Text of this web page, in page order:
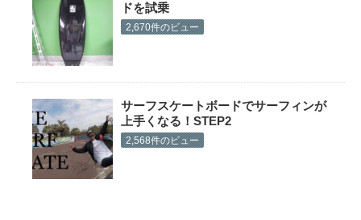
ドを試乗
2,670件のビュー
サーフスケートボードでサーフィンが
上手くなる！STEP2
2,568件のビュー